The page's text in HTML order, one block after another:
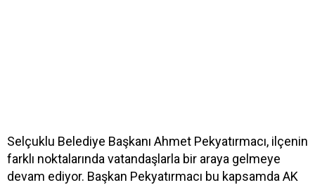
Selçuklu Belediye Başkanı Ahmet Pekyatırmacı, ilçenin
farklı noktalarında vatandaşlarla bir araya gelmeye
devam ediyor. Başkan Pekyatırmacı bu kapsamda AK